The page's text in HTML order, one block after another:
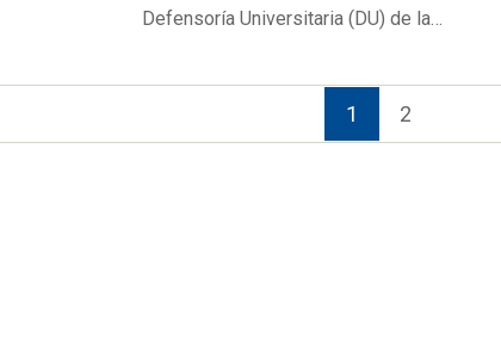
Defensoría Universitaria (DU) de la…
1 2